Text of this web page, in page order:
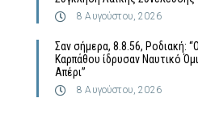
8 Αυγούστου, 2026
Σαν σήμερα, 8.8.56, Ροδιακή:
Καρπάθου ίδρυσαν Ναυτικό
Απέρι”
8 Αυγούστου, 2026